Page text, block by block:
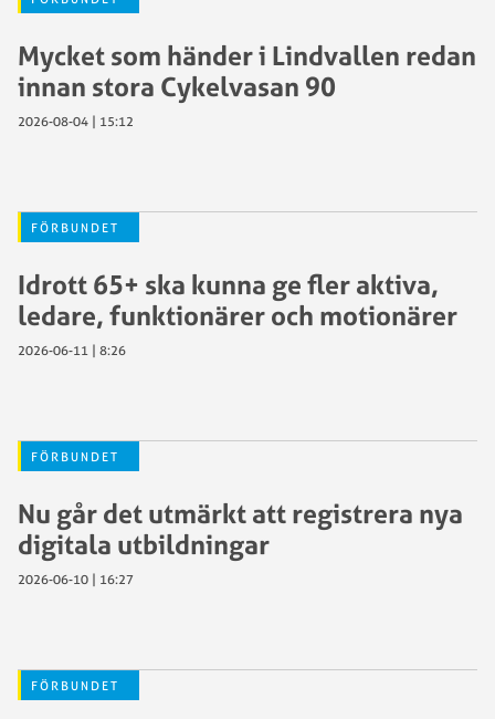
Mycket som händer i Lindvallen redan
innan stora Cykelvasan 90
2026-08-04 | 15:12
FÖRBUNDET
Idrott 65+ ska kunna ge fler aktiva,
ledare, funktionärer och motionärer
2026-06-11 | 8:26
FÖRBUNDET
Nu går det utmärkt att registrera nya
digitala utbildningar
2026-06-10 | 16:27
FÖRBUNDET